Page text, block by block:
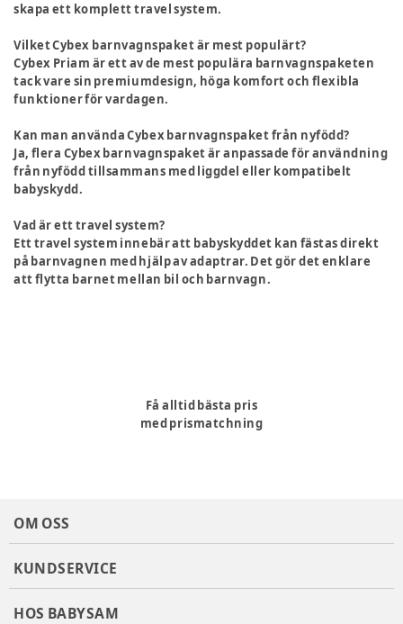
skapa ett komplett travel system.
Vilket Cybex barnvagnspaket är mest populärt?
Cybex Priam är ett av de mest populära barnvagnspaketen
tack vare sin premiumdesign, höga komfort och flexibla
funktioner för vardagen.
Kan man använda Cybex barnvagnspaket från nyfödd?
Ja, flera Cybex barnvagnspaket är anpassade för användning
från nyfödd tillsammans med liggdel eller kompatibelt
babyskydd.
Vad är ett travel system?
Ett travel system innebär att babyskyddet kan fästas direkt
på barnvagnen med hjälp av adaptrar. Det gör det enklare
att flytta barnet mellan bil och barnvagn.
Få alltid bästa pris
med prismatchning
OM OSS
KUNDSERVICE
HOS BABYSAM